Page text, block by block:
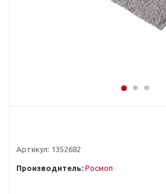
Артикул: 1352682
Производитель: Росмоп